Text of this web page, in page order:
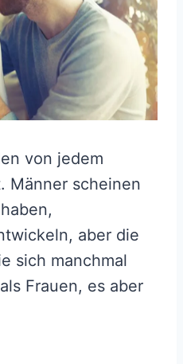
von jedem
Männer scheinen
aber die
sich manchmal
Frauen, es aber